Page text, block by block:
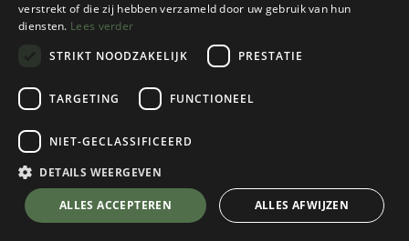
Panasonic
Alkaline Pro Power Batterij AA - 1.5V - 4
stuks
💬 Stel je vraag over dit product via WhatsApp
verstrekt of die zij hebben verzameld door uw gebruik van hun
diensten. Lees verder
STRIKT NOODZAKELIJK
PRESTATIE
TARGETING FUNCTIONEEL
NIET-GECLASSIFICEERD
DETAILS WEERGEVEN
ALLES ACCEPTEREN ALLES AFWIJZEN